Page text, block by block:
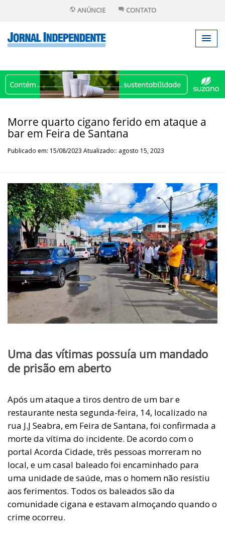
ANÚNCIE CONTATO
Morre quarto cigano ferido em ataque a
bar em Feira de Santana
Publicado em: 15/08/2023 Atualizado:: agosto 15, 2023
Uma das vítimas possuía um mandado
de prisão em aberto
Após um ataque a tiros dentro de um bar e
restaurante nesta segunda-feira, 14, localizado na
rua J.J Seabra, em Feira de Santana, foi confirmada a
morte da vítima do incidente. De acordo com o
portal Acorda Cidade, três pessoas morreram no
local, e um casal baleado foi encaminhado para
uma unidade de saúde, mas o homem não resistiu
aos ferimentos. Todos os baleados são da
comunidade cigana e estavam almoçando quando o
crime ocorreu.